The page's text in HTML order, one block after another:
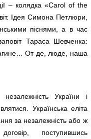
– колядка «Carol of the
Ідея Симона Петлюри,
піснями, а в час
Тараса Шевченка:
От де, люде, наша
незалежність України і
Українська еліта
за незалежність або ж
поступившись